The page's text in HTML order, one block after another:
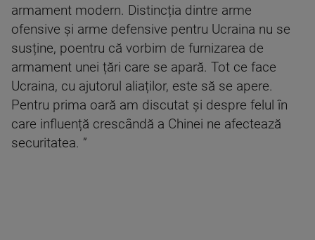
armament modern. Distincția dintre arme
ofensive și arme defensive pentru Ucraina nu se
susține, poentru că vorbim de furnizarea de
armament unei țări care se apară. Tot ce face
Ucraina, cu ajutorul aliaților, este să se apere.
Pentru prima oară am discutat și despre felul în
care influență crescândă a Chinei ne afectează
securitatea. ”